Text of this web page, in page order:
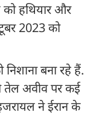
हथियार और
2023 को
बना रहे हैं.
तेल अवीव पर कई
ने ईरान के